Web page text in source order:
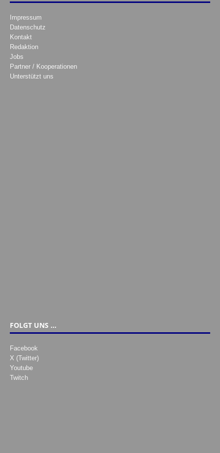
Impressum
Datenschutz
Kontakt
Redaktion
Jobs
Partner / Kooperationen
Unterstützt uns
FOLGT UNS …
Facebook
X (Twitter)
Youtube
Twitch